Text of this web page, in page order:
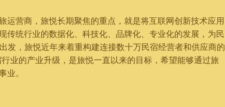
营商，旅悦长期聚焦的重点，就是将互联网创新技术应用
传统行业的数据化、科技化、品牌化、专业化的发展，为民
发，旅悦近年来着重构建连接数十万民宿经营者和供应商的
业的产业升级，是旅悦一直以来的目标，希望能够通过旅
业。